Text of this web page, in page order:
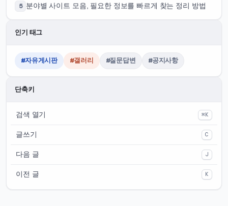
5 분야별 사이트 모음, 필요한 정보를 빠르게 찾는 정리 방법
인기 태그
#자유게시판 #갤러리 #질문답변 #공지사항
단축키
검색 열기 ⌘K
글쓰기 C
다음 글 J
이전 글 K